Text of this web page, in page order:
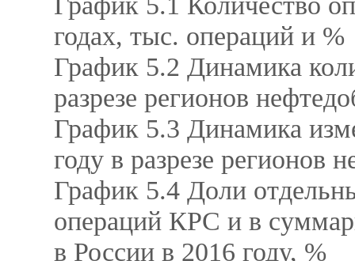
годах, тыс. операций и %
График 5.2 Динамика
разрезе регионов
График 5.3 Динамика
году в разрезе регионов
График 5.4 Доли
операций КРС и в
в России в 2016 году, %